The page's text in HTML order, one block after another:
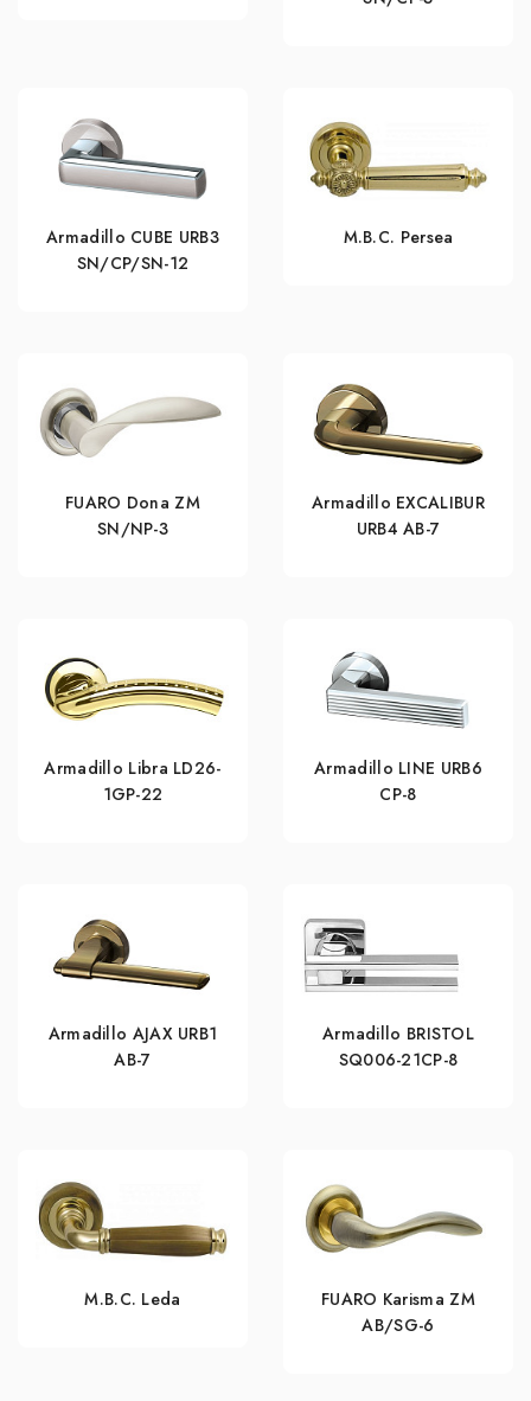
Armadillo CUBE URB3
SN/CP/SN-12
M.B.C. Persea
FUARO Dona ZM
SN/NP-3
Armadillo EXCALIBUR
URB4 АВ-7
Armadillo Libra LD26-
1GP-22
Armadillo LINE URB6
CP-8
Armadillo AJAX URB1
АВ-7
Armadillo BRISTOL
SQ006-21CP-8
M.B.C. Leda
FUARO Karisma ZM
AB/SG-6